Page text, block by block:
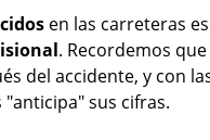
en las carreteras
. Recordemos
del accidente, y con
sus cifras.